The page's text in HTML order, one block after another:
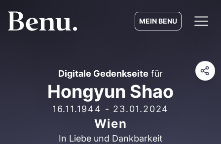
MEIN BENU
Digitale Gedenkseite für
Hongyun Shao
16.11.1944 - 23.01.2024
Wien
In Liebe und Dankbarkeit